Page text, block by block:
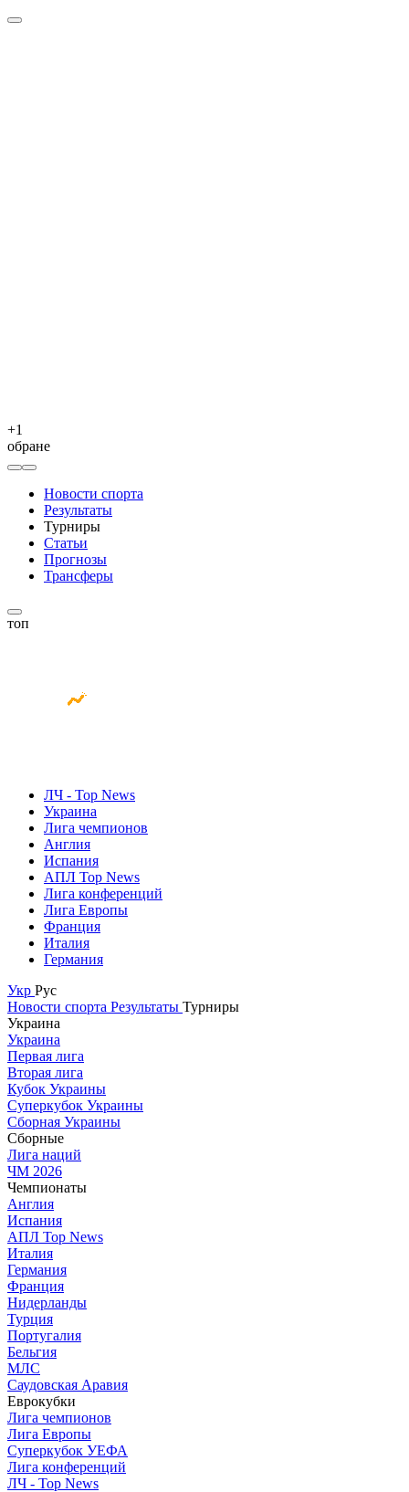
+1
обране
Новости спорта
Результаты
Турниры
Статьи
Прогнозы
Трансферы
топ
ЛЧ - Top News
Украина
Лига чемпионов
Англия
Испания
АПЛ Top News
Лига конференций
Лига Европы
Франция
Италия
Германия
Укр Рус
Новости спорта Результаты Турниры
Украина
Украина
Первая лига
Вторая лига
Кубок Украины
Суперкубок Украины
Сборная Украины
Сборные
Лига наций
ЧМ 2026
Чемпионаты
Англия
Испания
АПЛ Top News
Италия
Германия
Франция
Нидерланды
Турция
Португалия
Бельгия
МЛС
Саудовская Аравия
Еврокубки
Лига чемпионов
Лига Европы
Суперкубок УЕФА
Лига конференций
ЛЧ - Top News